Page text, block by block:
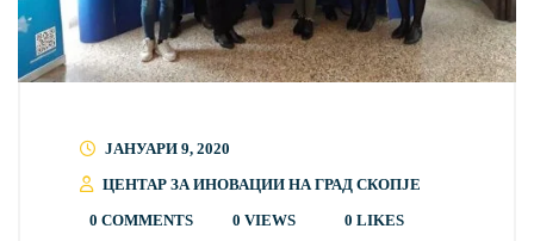
ЈАНУАРИ 9, 2020
ЦЕНТАР ЗА ИНОВАЦИИ НА ГРАД СКОПЈЕ
0 COMMENTS
0 VIEWS 0 LIKES